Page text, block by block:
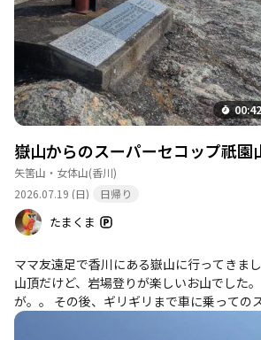
00:42
嶽山からのスーパーセコップ祇園
矢筈山・女体山(香川)
2026.07.19 (日)
日帰り
たまくま
ママ友遠足で香川にある嶽山に行ってきま
山頂だけど、岩場登りが楽しいお山でした
が。。 その後、ギリギリまで車に乗っての
園山のピークハント🤣 帰りはうどんを食べ